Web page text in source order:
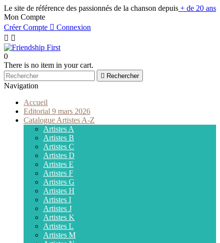
Le site de référence des passionnés de la chanson depuis + de 20 ans
Mon Compte
Créer Compte  Connexion
 
0
There is no item in your cart.
 Rechercher
Navigation
Accueil
Editorial 9 mars 2026
Catalogue Artistes A-Z
Artistes A
Artistes B
Artistes C
Artistes D
Artistes E
Artistes F
Artistes G
Artistes H
Artistes I
Artistes J
Artistes K
Artistes L
Artistes M